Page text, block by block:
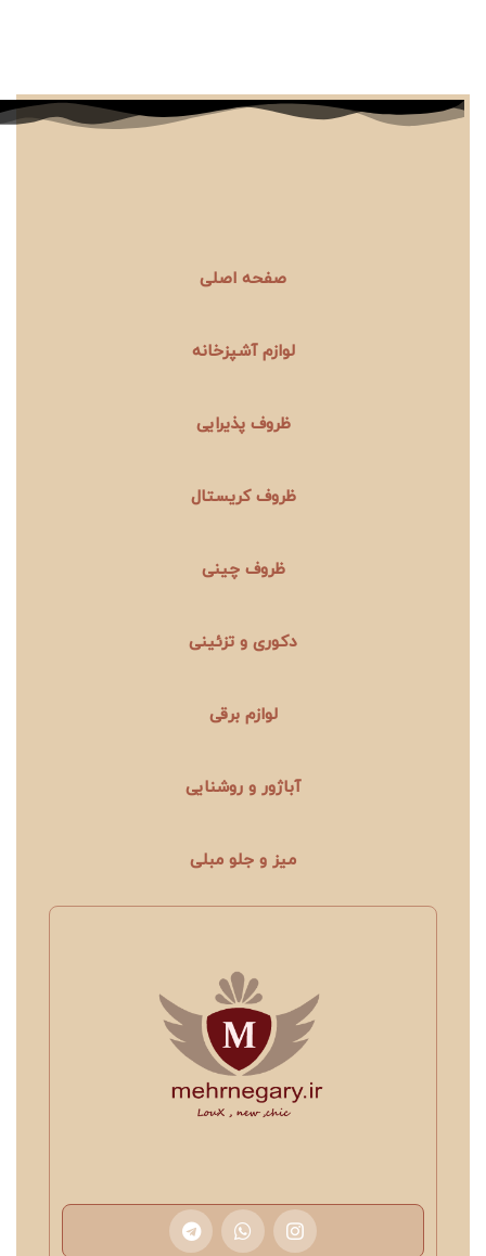
صفحه اصلی
لوازم آشپزخانه
ظروف پذیرایی
ظروف کریستال
ظروف چینی
دکوری و تزئینی
لوازم برقی
آباژور و روشنایی
میز و جلو مبلی